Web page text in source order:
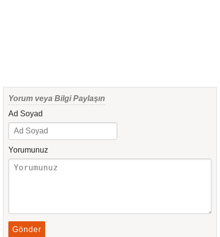
Yorum veya Bilgi Paylaşın
Ad Soyad
Yorumunuz
Gönder